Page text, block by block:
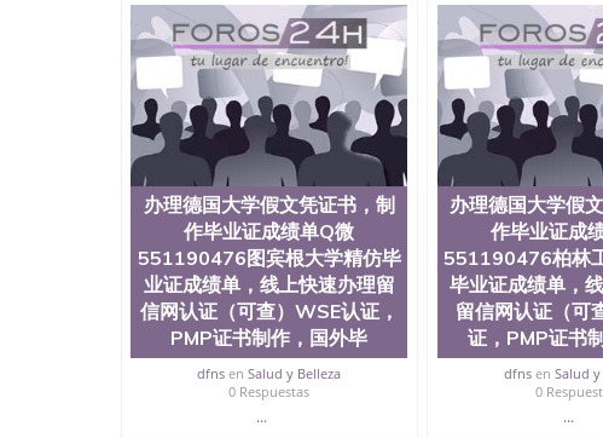
证QQ微信551190476办理国外毕业证价格QQ微信
要交定金吗QQ微信551190476办国外可查文凭QQ微信
学士学位证书查询机构QQ微信551190476 国外资格证书
551190476海外文凭认证办理QQ微信551190476 圣何
西州立大学”）成立于1857年，简称SJSU，是加州历史
位于圣何塞市San Jose中心，占地154公顷。它是一所
高的就业率，全美名列前茅的毕业薪资，浓厚的多元化
志评选为全美50强公立综合性大学，每年有来自世界各
所在世界上享有学术地位、声誉、实习机会和影响力的
代表。其计算机系与会计系更是在当今美国大学教学排
世界硅谷中心得到工作机会。许多硅谷公司甚至在学生
无论是加州大学系统(UC)，还是加州州立大学系统
位置。 圣何塞州立大学座落于硅谷(Silicon Valley), 于
有学生三万人，超过134种学士学科和65个硕士学科，
系如计算机科学，电子工程学，工商管理学，艺术设
和研究所的商学课程也吸引了众多不同国家的专业人士
理信息； 2、客户付定金下单； 3、公司确认到账转制
电子图确认好转成品部做成品； 6、成品做好拍照或者
外DHL）。 三、真实网上可查的证明材料 1、教育部学
办理德国大学假文凭证书，制
作毕业证成绩单Q微
551190476图宾根大学精仿毕
业证成绩单，线上快速办理留
信网认证（可查）WSE认证，
PMP证书制作，国外毕
dfns enSalud y Belleza
0 Respuestas
...
办理德国大学假
作毕业证成
551190476柏林
毕业证成绩单，
留信网认证（可
证，PMP证书
dfnsen Salud y
0
...